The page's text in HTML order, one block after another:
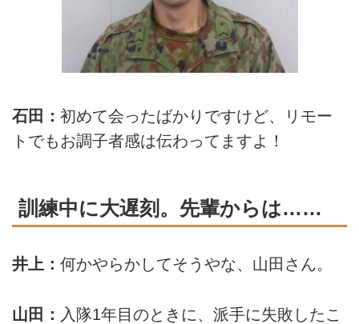
石田： 初めて会ったばかりですけど、リモー
トでもお調子者感は伝わってますよ！
訓練中に大遅刻。先輩からは……
井上： 何かやらかしてそうやな、山田さん。
山田： 入隊1年目のときに、派手に失敗したこ